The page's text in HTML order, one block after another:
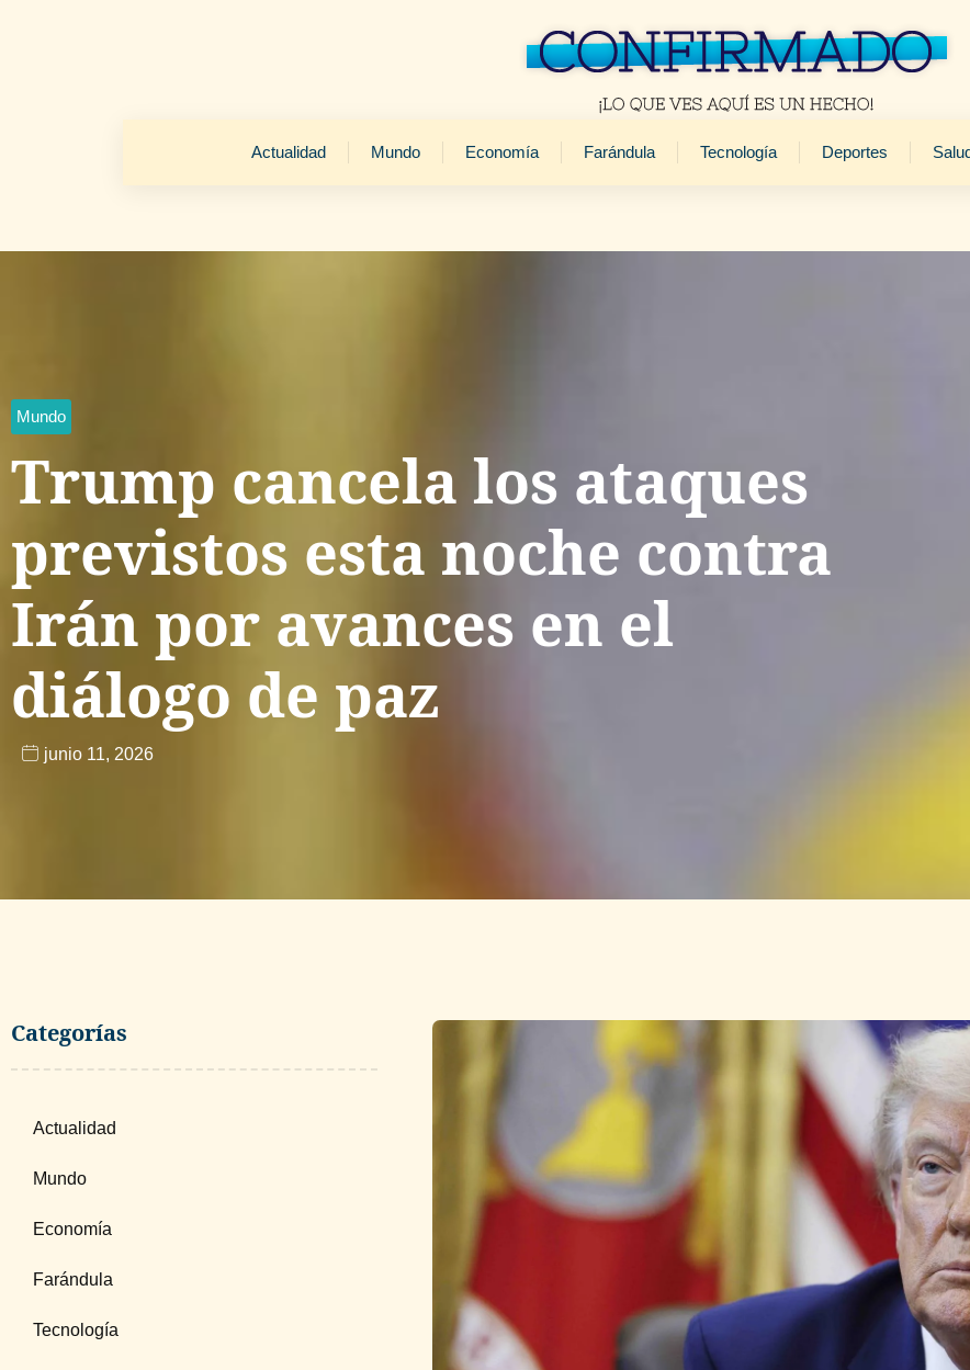
Actualidad Mundo Economía Farándula Tecnología Deportes
Mundo
Trump cancela los ataques
previstos esta noche contra
Irán por avances en el
diálogo de paz
junio 11, 2026
Categorías
Actualidad
Mundo
Economía
Farándula
Tecnología